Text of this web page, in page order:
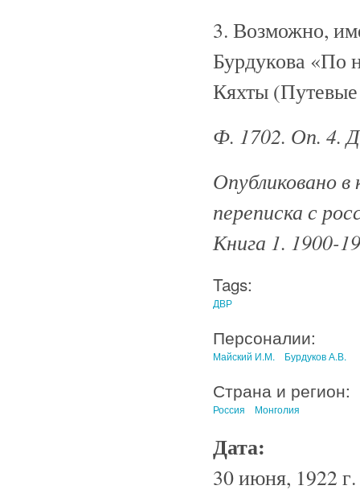
3. Возможно,
Бурдукова «По
Кяхты
Ф. 1702. Оп. 4.
Опубликовано
переписка с
Книга 1. 1900-
Tags:
ДВР
Персоналии:
Майский И.М. Бурдуков А.В.
Страна и регион:
Россия Монголия
Дата:
30 июня, 1922 г.